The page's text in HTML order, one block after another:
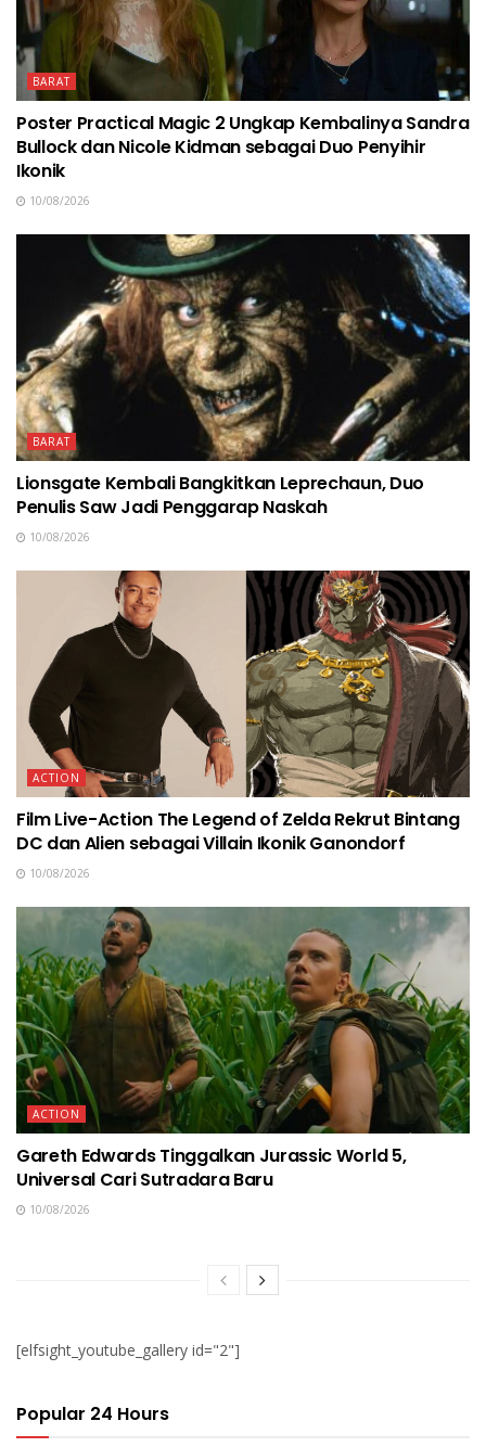
BARAT
Poster Practical Magic 2 Ungkap Kembalinya Sandra
Bullock dan Nicole Kidman sebagai Duo Penyihir
Ikonik
10/08/2026
BARAT
Lionsgate Kembali Bangkitkan Leprechaun, Duo
Penulis Saw Jadi Penggarap Naskah
10/08/2026
ACTION
Film Live-Action The Legend of Zelda Rekrut Bintang
DC dan Alien sebagai Villain Ikonik Ganondorf
10/08/2026
ACTION
Gareth Edwards Tinggalkan Jurassic World 5,
Universal Cari Sutradara Baru
10/08/2026
[elfsight_youtube_gallery id="2"]
Popular 24 Hours